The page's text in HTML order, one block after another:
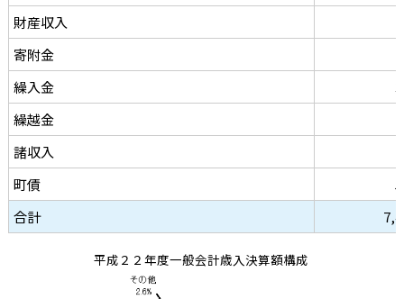
財産収入
寄附金
繰入金
繰越金
諸収入
町債
合計
平成２２年度一般会計歳入決算額構成